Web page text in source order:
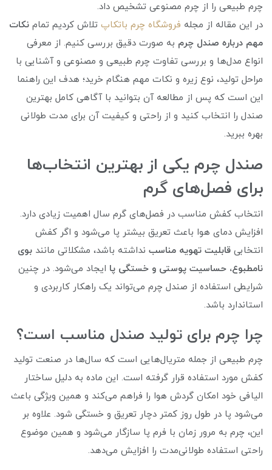
چرم طبیعی را از چرم مصنوعی تشخیص داد.
در این مقاله از مجله فروشگاه چرم باتکاپ تلاش کردیم تمام نکات
مهم درباره صندل چرم به صورت دقیق بررسی کنیم. از معرفی
انواع مدل‌ها و بررسی تفاوت چرم طبیعی و مصنوعی و آشنایی با
مراحل تولید، نوع زیره و نکات مهم هنگام خرید؛ هدف این راهنما
این است که پس از مطالعه آن بتوانید با آگاهی کامل بهترین
صندل را انتخاب کنید و از راحتی و کیفیت آن برای مدت طولانی
بهره ببرید.
صندل چرم یکی از بهترین انتخاب‌ها
برای فصل‌های گرم
انتخاب کفش مناسب در فصل‌های گرم سال اهمیت زیادی دارد.
افزایش دمای هوا باعث تعریق بیشتر پا می‌شود و اگر کفش
انتخابی قابلیت تهویه مناسب نداشته باشد، مشکلاتی مانند بوی
نامطبوع، حساسیت پوستی و خستگی پا ایجاد می‌شود. در چنین
شرایطی استفاده از صندل چرم می‌تواند یک راهکار کاربردی و
استاندارد باشد.
چرا چرم برای تولید صندل مناسب است؟
چرم طبیعی از جمله متریال‌هایی است که سال‌ها در صنعت تولید
کفش مورد استفاده قرار گرفته است. این ماده به دلیل ساختار
الیافی خود امکان گردش هوا را فراهم می‌کند و همین ویژگی باعث
می‌شود پا در طول روز کمتر دچار تعریق و خستگی شود. علاوه بر
این، چرم به مرور زمان با فرم پا سازگار می‌شود و همین موضوع
راحتی استفاده طولانی‌مدت را افزایش می‌دهد.